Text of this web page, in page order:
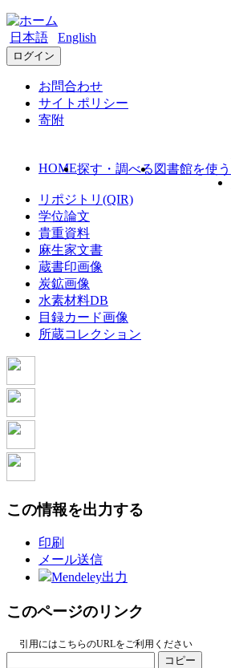
日本語 English
ログイン
お問合わせ
サイトポリシー
寄附
HOME探す・調べる 図書館を使う
リポジトリ(QIR)
学位論文
貴重資料
麻生家文書
蔵書印画像
炭鉱画像
水素材料DB
目録カード画像
所蔵コレクション
この情報を出力する
印刷
メール送信
Mendeley出力
このページのリンク
引用にはこちらのURLをご利用ください
コピー